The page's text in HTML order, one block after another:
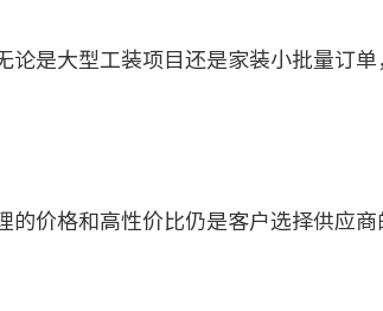
是大型工装项目还是家装小批量订
价格和高性价比仍是客户选择供应